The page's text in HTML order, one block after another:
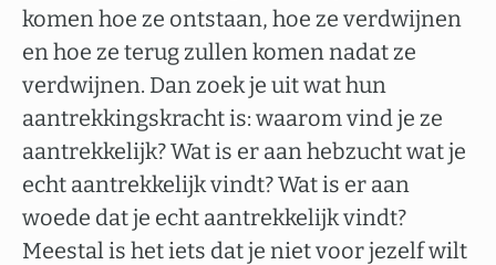
komen hoe ze ontstaan, hoe ze verdwijnen
en hoe ze terug zullen komen nadat ze
verdwijnen. Dan zoek je uit wat hun
aantrekkingskracht is: waarom vind je ze
aantrekkelijk? Wat is er aan hebzucht wat je
echt aantrekkelijk vindt? Wat is er aan
woede dat je echt aantrekkelijk vindt?
Meestal is het iets dat je niet voor jezelf wilt